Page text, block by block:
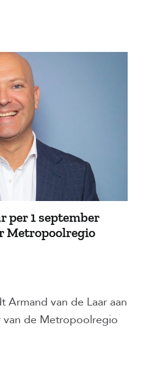
per 1 september
Metropoolregio
Armand van de Laar aan
van de Metropoolregio